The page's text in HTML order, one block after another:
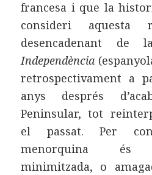
francesa i que la
consideri
desencadenant de
Independència
retrospectivament a
anys després
Peninsular, tot
el passat. Per
menorquina és
minimitzada, o